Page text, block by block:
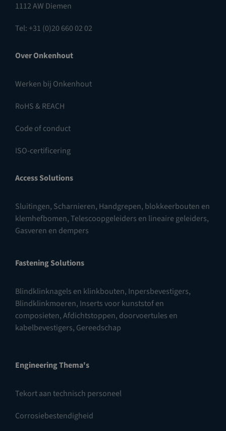
1112 AW Diemen
Tel: +31 (0)20 660 02 02
Over Onkenhout
Werken bij Onkenhout
RoHS & REACH
Code of conduct
ISO-certificering
Access Solutions
Sluitingen, Scharnieren, Handgrepen, blokkeerbouten en
klemhefbomen,Telescoopgeleiders en lineaire geleiders,
Gasveren en dempers
Fastening Solutions
Blindklinknagels en klinkbouten, Inpersbevestigers,
Blindklinkmoeren, Inserts voor kunststof en
composieten,Afdichtstoppen, doorvoertules en
kabelbevestigers, Gereedschap
Engineering Thema's
Tekort aan technisch personeel
Corrosiebestendigheid